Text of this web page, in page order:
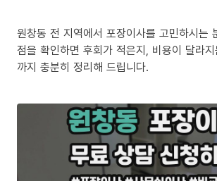
원창동 전 지역에서 포장이사를 고민하시는
점을 확인하면 후회가 적은지, 비용이 달라
까지 충분히 정리해 드립니다.